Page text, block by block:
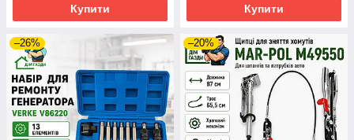
Купити Купити
–26% –20%